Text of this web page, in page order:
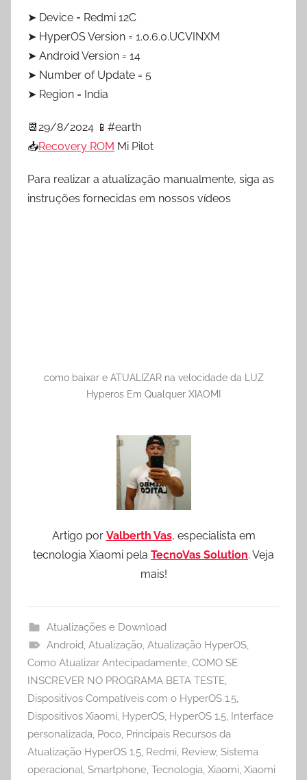
➤ Device = Redmi 12C
➤ HyperOS Version = 1.0.6.0.UCVINXM
➤ Android Version = 14
➤ Number of Update = 5
➤ Region = India
📆29/8/2024 📱#earth
📥Recovery ROM Mi Pilot
Para realizar a atualização manualmente, siga as
instruções fornecidas em nossos vídeos
como baixar e ATUALIZAR na velocidade da LUZ
Hyperos Em Qualquer XIAOMI
Artigo por Valberth Vas, especialista em
tecnologia Xiaomi pela TecnoVas Solution. Veja
mais!
Atualizações e Download
Android Atualização, Atualização HyperOS,
Como Atualizar Antecipadamente COMO SE
INSCREVER NO PROGRAMA BETA TESTE
Dispositivos Compatíveis com o HyperOS 1.5
Dispositivos Xiaomi HyperOS HyperOS 1.5 Interface
personalizada Poco Principais Recursos da
Atualização HyperOS 1.5 Redmi Review, Sistema
operacional Smartphone Tecnologia Xiaomi Xiaomi